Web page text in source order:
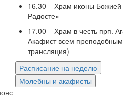
Онлайн трансляции
12 сентября 2015 Название
12 сентября 2015Название
12 сентября 2015
Название
12 сентября 2015Название
12 сентября 2015Название
12 сентября 2015Название
12 сентября 2015Название
16.30 – Храм иконы
Радосте»
17.00 – Храм в честь прп.
Акафист всем
трансляция)
Расписание на неделю
Молебны и акафисты